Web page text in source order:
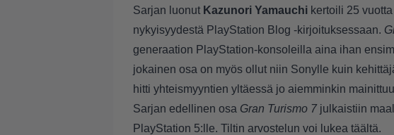
Sarjan luonut Kazunori Yamauchi kertoili 25
nykyisyydestä PlayStation Blog -kirjoituksessaan.
generaation PlayStation-konsoleilla aina ihan
jokainen osa on myös ollut niin Sonylle kuin
hitti yhteismyyntien yltäessä jo aiemminkin
Sarjan edellinen osa Gran Turismo 7julkaistiin
PlayStation 5:lle. Tiltin arvostelun voi lukea täältä.